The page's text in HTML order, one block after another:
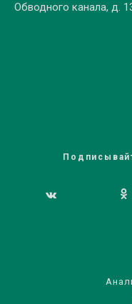
Обводного канала, д.